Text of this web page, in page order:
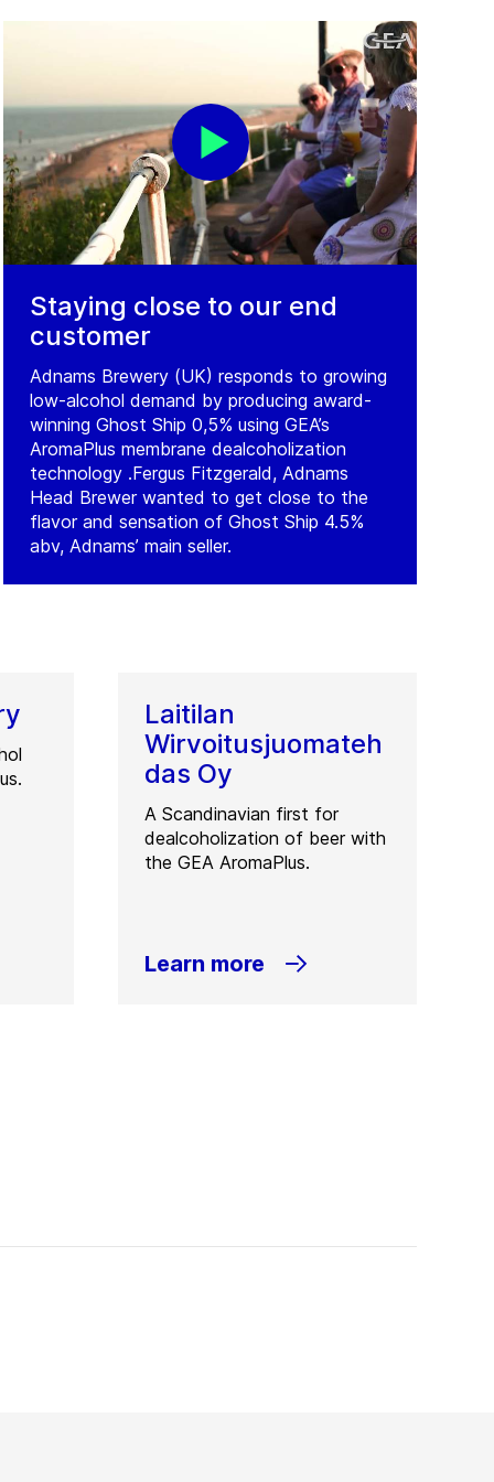
Staying close to our end
customer
Adnams Brewery (UK) responds to growing
low-alcohol demand by producing award-
winning Ghost Ship 0,5% using GEA’s
AromaPlus membrane dealcoholization
technology .Fergus Fitzgerald, Adnams
Head Brewer wanted to get close to the
flavor and sensation of Ghost Ship 4.5%
abv, Adnams’ main seller.
Laitilan
Wirvoitusjuomateh
das Oy
A Scandinavian first for
dealcoholization of beer with
the GEA AromaPlus.
Learn more